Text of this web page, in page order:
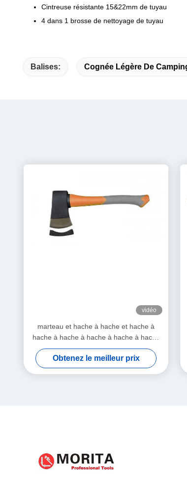
Cintreuse résistante 15&22mm de tuyau
4 dans 1 brosse de nettoyage de tuyau
Balises: Cognée Légère De
vidéo
marteau et hache à hache et hache à
hache à hache à hache à hache à hache
à hache à hache à hache à hache à
hache à hache à hache à hache à hache
à hache à hache à hache à hache à
de verre BS 2945
Obtenez le meilleur prix